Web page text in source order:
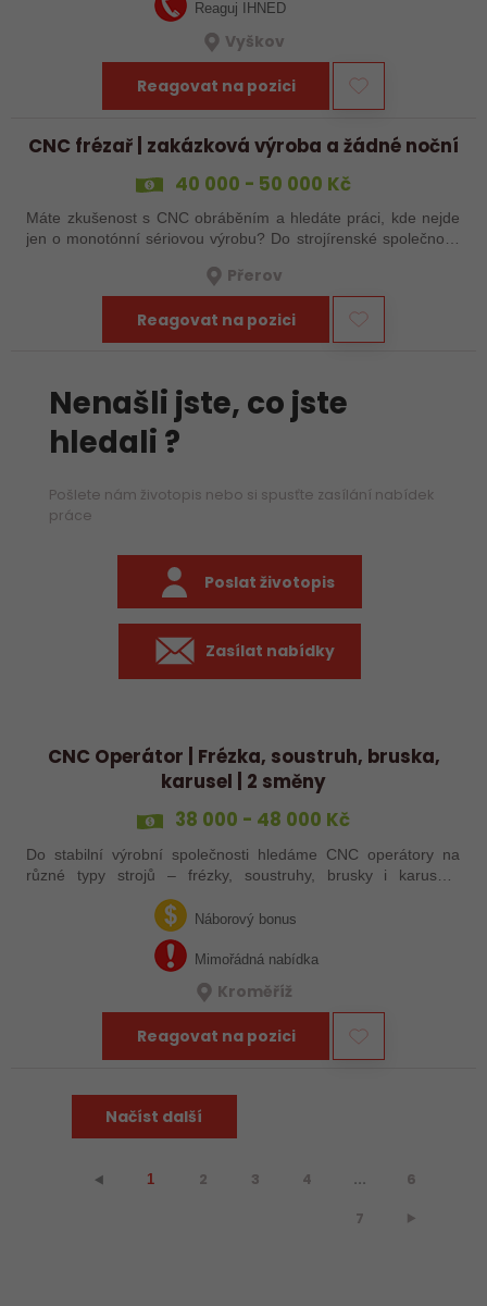
Reaguj IHNED
Vyškov
Reagovat na pozici
CNC frézař | zakázková výroba a žádné noční
40 000 - 50 000 Kč
Máte zkušenost s CNC obráběním a hledáte práci, kde nejde
jen o monotónní sériovou výrobu? Do strojírenské společnosti
Přerov
Reagovat na pozici
Nenašli jste, co jste
hledali ?
Pošlete nám životopis nebo si spusťte zasílání nabídek
práce
Poslat životopis
Zasílat nabídky
CNC Operátor | Frézka, soustruh, bruska,
karusel | 2 směny
38 000 - 48 000 Kč
Do stabilní výrobní společnosti hledáme CNC operátory na
různé typy strojů – frézky, soustruhy, brusky i karusely.
Uplatnění u nás najdou zkušení obráběči i absolventi
technických oborů, kteří se…Náborový bonus
Mimořádná nabídka
Kroměříž
Reagovat na pozici
Načíst další
⯇ 1 2 3 4 ... 6
7 ⯈